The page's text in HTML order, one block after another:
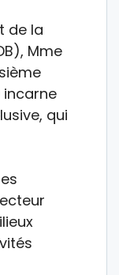
de la
Mme
incarne
qui